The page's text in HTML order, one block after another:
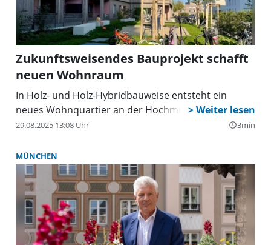
Zukunftsweisendes Bauprojekt schafft
neuen Wohnraum
In Holz- und Holz-Hybridbauweise entsteht ein
neues Wohnquartier an der Hochmuttinger Straße.
29.08.2025 13:08 Uhr query_builder3min
MÜNCHEN